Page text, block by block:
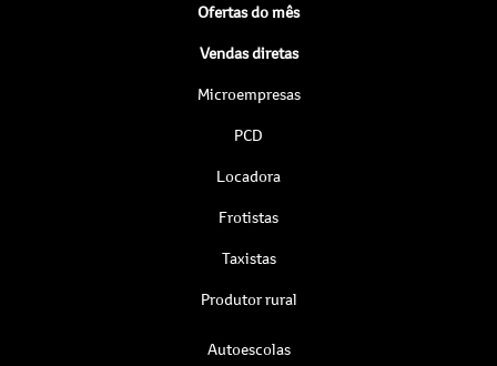
Ofertas do mês
Vendas diretas
Microempresas
PCD
Locadora
Frotistas
Taxistas
Produtor rural
Autoescolas